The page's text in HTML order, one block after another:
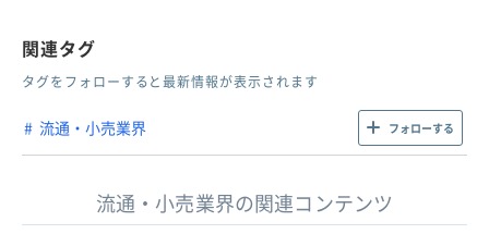
関連タグ
タグをフォローすると最新情報が表示されます
流通・小売業界 フォローする
流通・小売業界の関連コンテンツ